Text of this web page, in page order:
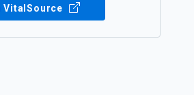
VitalSource